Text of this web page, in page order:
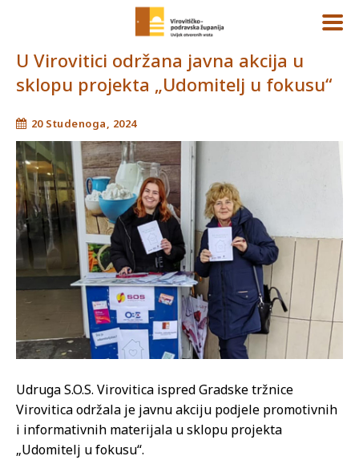
U Virovitici održana javna akcija u
sklopu projekta „Udomitelj u fokusu“
20 Studenoga, 2024
Udruga S.O.S. Virovitica ispred Gradske tržnice
Virovitica održala je javnu akciju podjele promotivnih
i informativnih materijala u sklopu projekta
„Udomitelj u fokusu“.